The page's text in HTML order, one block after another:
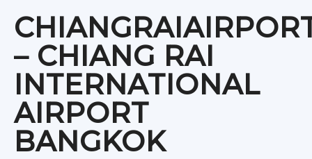
content
– CHIANG RAI
INTERNATIONAL
AIRPORT
BANGKOK